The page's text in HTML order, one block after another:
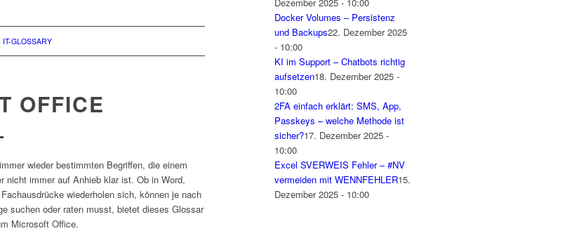
IT-GLOSSARY
OFFICE
wieder bestimmten Begriffen, die einem
nicht immer auf Anhieb klar ist. Ob in Word,
wiederholen sich, können je nach
suchen oder raten musst, bietet dieses Glossar
Microsoft Office.
Docker Volumes – Persistenz
und Backups22. Dezember 2025
- 10:00
KI im Support – Chatbots richtig
aufsetzen18. Dezember 2025 -
10:00
2FA einfach erklärt: SMS, App,
Passkeys – welche Methode ist
sicher?17. Dezember 2025 -
10:00
Excel SVERWEIS Fehler – #NV
vermeiden mit WENNFEHLER15.
Dezember 2025 - 10:00